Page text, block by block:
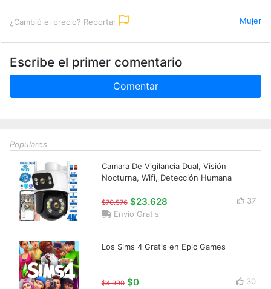
¿Cambió el precio? Reportar Mujer
Escribe el primer comentario
Comentar
Populares
Camara De Vigilancia Dual, Visión
Nocturna, Wifi, Detección Humana
$70.576 $23.628
37
Envío Gratis
Los Sims 4 Gratis en Epic Games
$4.990 $0 30